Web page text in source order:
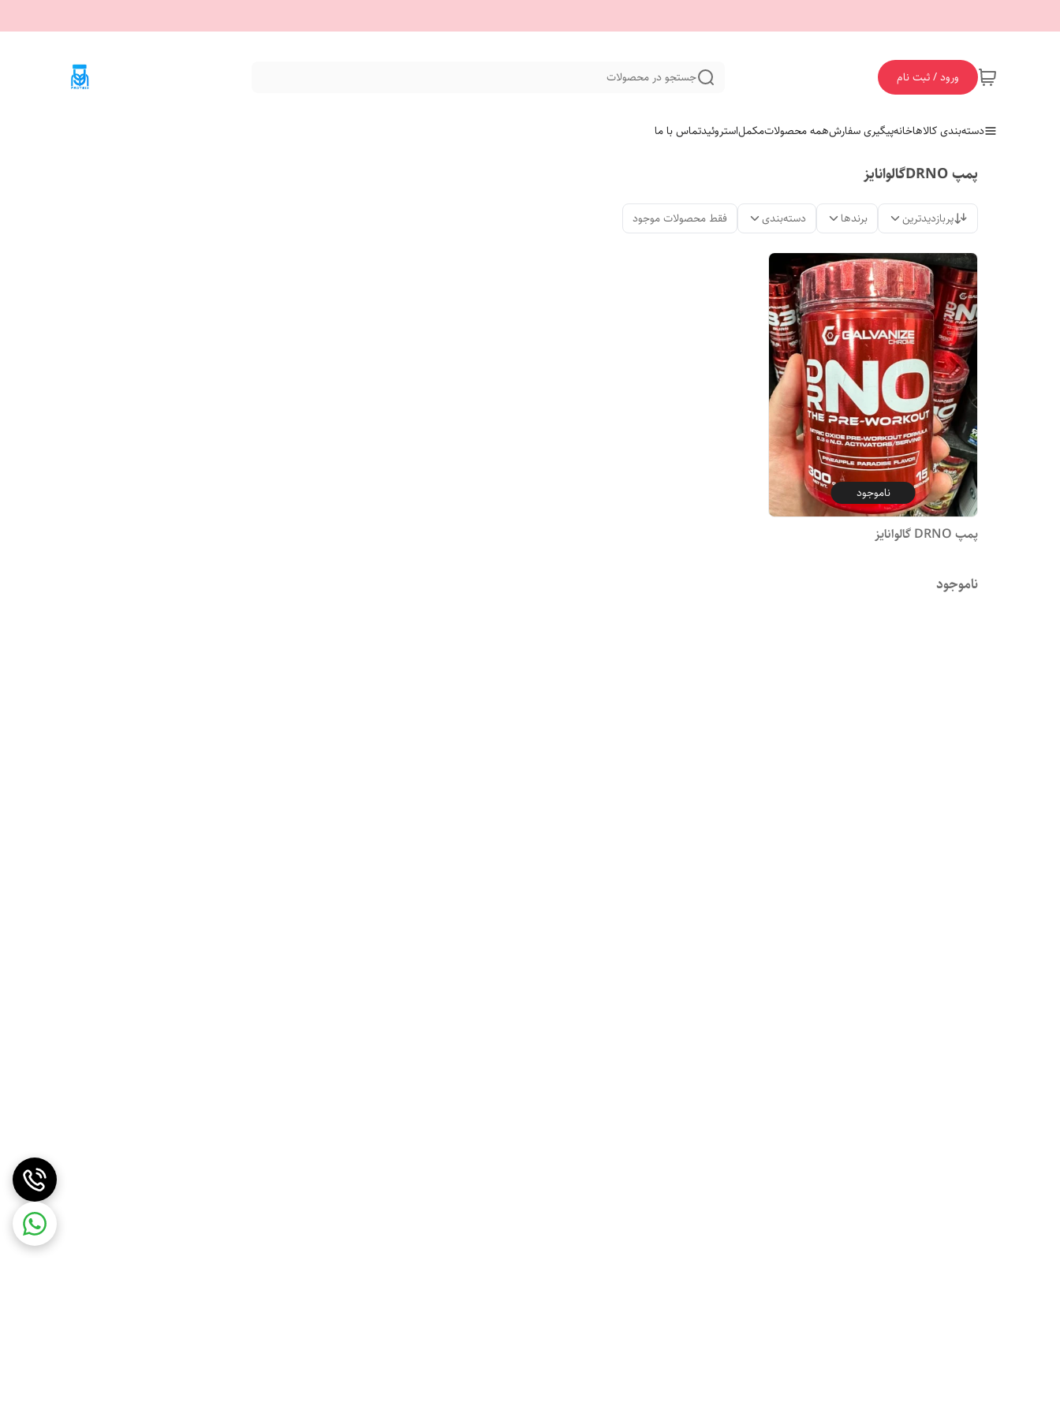
ورود / ثبت نام جستجو در محصولات
دسته‌بندی کالاهاخانهپیگیری سفارشهمه محصولاتمکملاستروئیدتماس با ما
پمپ DRNOگالوانایز
پربازدیدترین برندها دسته‌بندی فقط محصولات موجود
ناموجود
پمپ DRNO گالوانایز
ناموجود